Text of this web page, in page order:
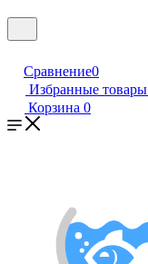
Сравнение0
Избранные товары
Корзина 0